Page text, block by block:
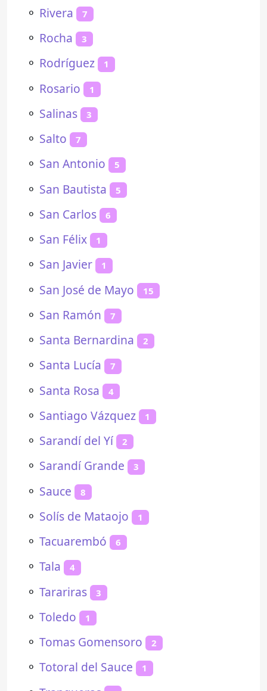
⚬ Rivera 7
⚬ Rocha 3
⚬ Rodríguez 1
⚬ Rosario 1
⚬ Salinas 3
⚬ Salto 7
⚬ San Antonio 5
⚬ San Bautista 5
⚬ San Carlos 6
⚬ San Félix 1
⚬ San Javier 1
⚬ San José de Mayo 15
⚬ San Ramón 7
⚬ Santa Bernardina 2
⚬ Santa Lucía 7
⚬ Santa Rosa 4
⚬ Santiago Vázquez 1
⚬ Sarandí del Yí 2
⚬ Sarandí Grande 3
⚬ Sauce 8
⚬ Solís de Mataojo 1
⚬ Tacuarembó 6
⚬ Tala 4
⚬ Tarariras 3
⚬ Toledo 1
⚬ Tomas Gomensoro 2
⚬ Totoral del Sauce 1